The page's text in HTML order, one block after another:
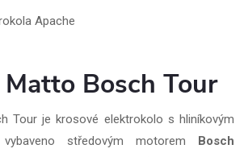
Bosch Tour
Tour je krosové elektrokolo s hliníkovým
středovým motorem Bosch